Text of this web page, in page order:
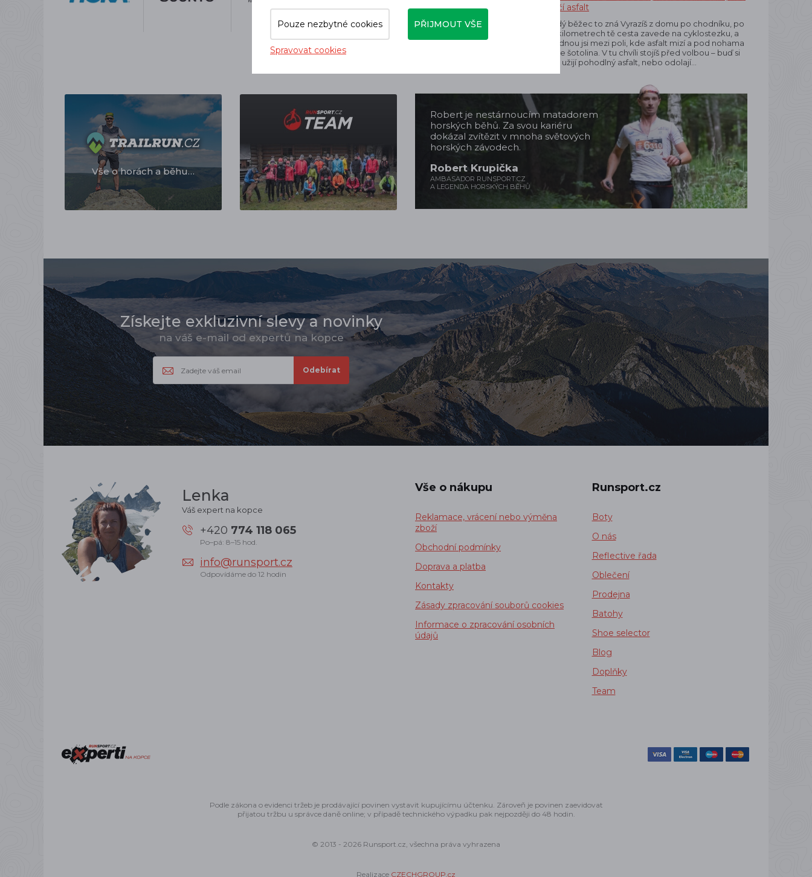
končí asfalt
Každý běžec to zná Vyrazíš z domu po chodníku, po
pár kilometrech tě cesta zavede na cyklostezku, a
najednou jsi mezi poli, kde asfalt mizí a pod nohama
křupe šotolina. V tu chvíli stojíš před volbou – buď si
boty užijí pohodlný asfalt, nebo odolají…
Vše o horách a běhu…
Robert je nestárnoucím matadorem
horských běhů. Za svou kariéru
dokázal zvítězit v mnoha světových
horských závodech.
Robert Krupička
AMBASADOR RUNSPORT.CZ
A LEGENDA HORSKÝCH BĚHŮ
Získejte exkluzivní slevy a novinky
na váš e-mail od expertů na kopce
Lenka
Váš expert na kopce
+420 774 118 065
Po–pá: 8–15 hod.
info@runsport.cz
Odpovídáme do 12 hodin
Vše o nákupu
Reklamace, vrácení nebo výměna
zboží
Obchodní podmínky
Doprava a platba
Kontakty
Zásady zpracování souborů cookies
Informace o zpracování osobních
údajů
Runsport.cz
Boty
O nás
Reflective řada
Oblečení
Prodejna
Batohy
Shoe selector
Blog
Doplňky
Team
Podle zákona o evidenci tržeb je prodávající povinen vystavit kupujícímu účtenku. Zároveň je povinen zaevidovat
přijatou tržbu u správce daně online; v případě technického výpadku pak nejpozději do 48 hodin.
© 2013 - 2026 Runsport.cz, všechna práva vyhrazena
Realizace CZECHGROUP.cz
Pouze nezbytné cookies PŘIJMOUT VŠE
Spravovat cookies